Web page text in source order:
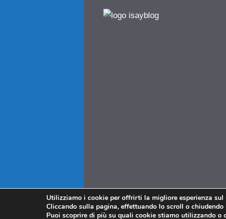
Utilizziamo i cookie per offrirti la migliore esperienza sul
Cliccando sulla pagina, effettuando lo scroll o
Puoi scoprire di più su quali cookie stiamo utilizzando o